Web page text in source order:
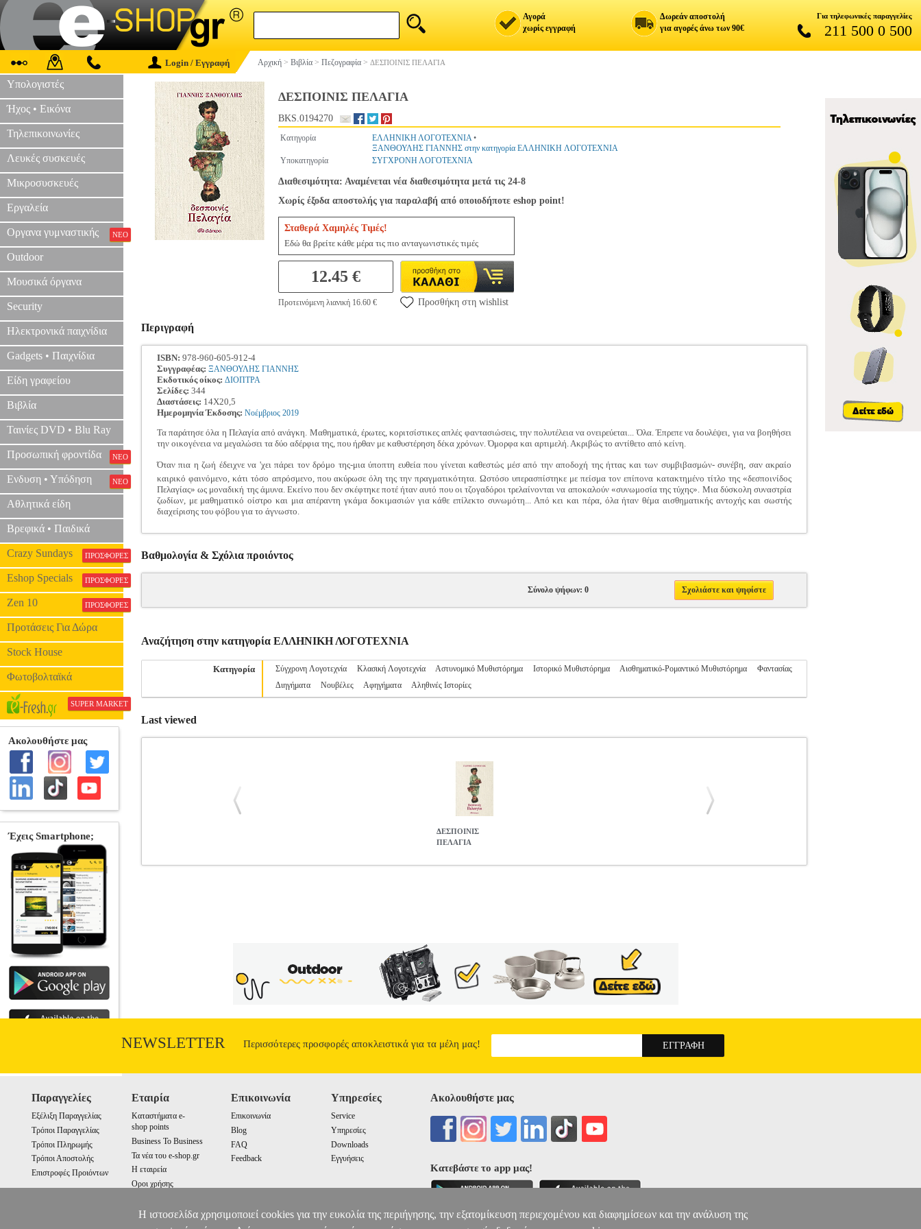
Αγορά
χωρίς εγγραφή
Δωρεάν αποστολή
για αγορές άνω των 90€
Για τηλεφωνικές παραγγελίες
211 500 0 500
Login / Εγγραφή Αρχική > Βιβλία > Πεζογραφία > ΔΕΣΠΟΙΝΙΣ ΠΕΛΑΓΙΑ
Υπολογιστές
Ήχος • Εικόνα
Τηλεπικοινωνίες
Λευκές συσκευές
Μικροσυσκευές
Εργαλεία
Οργανα γυμναστικής ΝΕΟ
Outdoor
Μουσικά όργανα
Security
Ηλεκτρονικά παιχνίδια
Gadgets • Παιχνίδια
Είδη γραφείου
Βιβλία
Ταινίες DVD • Blu Ray
Προσωπική φροντίδα ΝΕΟ
Ενδυση • Υπόδηση ΝΕΟ
Αθλητικά είδη
Βρεφικά • Παιδικά
Crazy Sundays ΠΡΟΣΦΟΡΕΣ
Eshop Specials ΠΡΟΣΦΟΡΕΣ
Zen 10 ΠΡΟΣΦΟΡΕΣ
Προτάσεις Για Δώρα
Stock House
Φωτοβολταϊκά
SUPER MARKET
ΔΕΣΠΟΙΝΙΣ ΠΕΛΑΓΙΑ
BKS.0194270
Κατηγορία ΕΛΛΗΝΙΚΗ ΛΟΓΟΤΕΧΝΙΑ•
ΞΑΝΘΟΥΛΗΣ ΓΙΑΝΝΗΣ στην κατηγορία ΕΛΛΗΝΙΚΗ ΛΟΓΟΤΕΧΝΙΑ
Υποκατηγορία
ΣΥΓΧΡΟΝΗ ΛΟΓΟΤΕΧΝΙΑ
Διαθεσιμότητα: Αναμένεται νέα διαθεσιμότητα μετά τις 24-8
Χωρίς έξοδα αποστολής για παραλαβή από οποιοδήποτε eshop point!
Σταθερά Χαμηλές Τιμές!
Εδώ θα βρείτε κάθε μέρα τις πιο ανταγωνιστικές τιμές
12.45 €
Προτεινόμενη λιανική 16.60 € Προσθήκη στη wishlist
Περιγραφή
ISBN: 978-960-605-912-4
Συγγραφέας: ΞΑΝΘΟΥΛΗΣ ΓΙΑΝΝΗΣ
Εκδοτικός οίκος: ΔΙΟΠΤΡΑ
Σελίδες: 344
Διαστάσεις: 14Χ20,5
Ημερομηνία Έκδοσης: Νοέμβριος 2019
Τα παράτησε όλα η Πελαγία από ανάγκη. Μαθηματικά, έρωτες, κοριτσίστικες απλές φαντασιώσεις, την πολυτέλεια να ονειρεύεται... Όλα. Έπρεπε να δουλέψει, για να βοηθήσει
την οικογένεια να μεγαλώσει τα δύο αδέρφια της, που ήρθαν με καθυστέρηση δέκα χρόνων. Όμορφα και αρτιμελή. Ακριβώς το αντίθετο από κείνη.
Όταν πια η ζωή έδειχνε να 'χει πάρει τον δρόμο της-μια ύποπτη ευθεία που γίνεται καθεστώς μέσ από την αποδοχή της ήττας και των συμβιβασμών- συνέβη, σαν ακραίο
καιρικό φαινόμενο, κάτι τόσο απρόσμενο, που ακύρωσε όλη της την πραγματικότητα. Ωστόσο υπερασπίστηκε με πείσμα τον επίπονα κατακτημένο τίτλο της «δεσποινίδος
Πελαγίας» ως μοναδική της άμυνα. Εκείνο που δεν σκέφτηκε ποτέ ήταν αυτό που οι τζογαδόροι τρελαίνονται να αποκαλούν «συνωμοσία της τύχης». Μια δύσκολη συναστρία
ζωδίων, με μαθηματικό οίστρο και μια απέραντη γκάμα δοκιμασιών για κάθε επίλεκτο συνωμότη... Από κει και πέρα, όλα ήταν θέμα αισθηματικής αντοχής και σωστής
διαχείρισης του φόβου για το άγνωστο.
Βαθμολογία & Σχόλια προιόντος
Σύνολο ψήφων: 0 Σχολιάστε και ψηφίστε
Αναζήτηση στην κατηγορία ΕΛΛΗΝΙΚΗ ΛΟΓΟΤΕΧΝΙΑ
Κατηγορία Σύγχρονη Λογοτεχνία Κλασική Λογοτεχνία Αστυνομικό Μυθιστόρημα Ιστορικό Μυθιστόρημα Αισθηματικό-Ρομαντικό Μυθιστόρημα
Φαντασίας
Διηγήματα
Νουβέλες Αφηγήματα Αληθινές Ιστορίες
Last viewed
ΔΕΣΠΟΙΝΙΣ
ΠΕΛΑΓΙΑ
NEWSLETTER Περισσότερες προσφορές αποκλειστικά για τα μέλη μας!
Παραγγελίες
Εξέλιξη Παραγγελίας
Τρόποι Παραγγελίας
Τρόποι Πληρωμής
Τρόποι Αποστολής
Επιστροφές Προιόντων
Εταιρία
Καταστήματα e-
shop points
Business To Business
Τα νέα του e-shop.gr
Η εταιρεία
Οροι χρήσης
Επικοινωνία
Επικοινωνία
Blog
FAQ
Feedback
Υπηρεσίες
Service
Υπηρεσίες
Downloads
Εγγυήσεις
Ακολουθήστε μας
Κατεβάστε το app μας!
Η ιστοσελίδα χρησιμοποιεί cookies για την ευκολία της περιήγησης, την εξατομίκευση περιεχομένου και διαφημίσεων και την ανάλυση της